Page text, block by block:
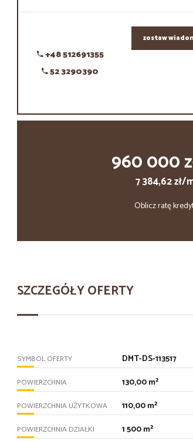
+48 512691355
52 3290390
zostaw
960 000
7 384,62 zł/
Oblicz ratę
SZCZEGÓŁY OFERTY
SYMBOL OFERTY DMT-DS-113517
POWIERZCHNIA 130,00 m²
POWIERZCHNIA UŻYTKOWA 110,00 m²
POWIERZCHNIA DZIAŁKI 1 500 m²